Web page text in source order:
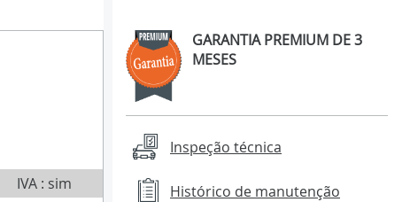
IVA : sim
GARANTIA PREMIUM DE 3
MESES
Inspeção técnica
Histórico de manutenção